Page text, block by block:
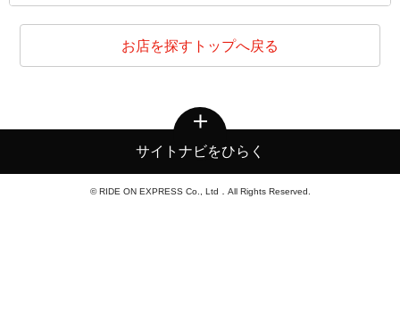
お店を探すトップへ戻る
サイトナビをひらく
© RIDE ON EXPRESS Co., Ltd．All Rights Reserved.